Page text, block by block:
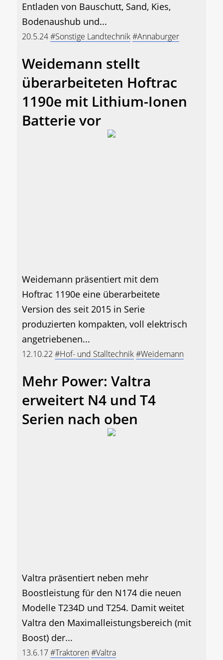
Entladen von Bauschutt, Sand, Kies,
Bodenaushub und...
20.5.24#Sonstige Landtechnik#Annaburger
Weidemann stellt
überarbeiteten Hoftrac
1190e mit Lithium-Ionen
Batterie vor
Weidemann präsentiert mit dem
Hoftrac 1190e eine überarbeitete
Version des seit 2015 in Serie
produzierten kompakten, voll elektrisch
angetriebenen...
12.10.22 #Hof- und Stalltechnik#Weidemann
Mehr Power: Valtra
erweitert N4 und T4
Serien nach oben
Valtra präsentiert neben mehr
Boostleistung für den N174 die neuen
Modelle T234D und T254. Damit weitet
Valtra den Maximalleistungsbereich (mit
Boost) der...
13.6.17#Traktoren#Valtra